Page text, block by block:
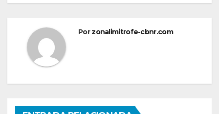
Porzonalimitrofe-cbnr.com